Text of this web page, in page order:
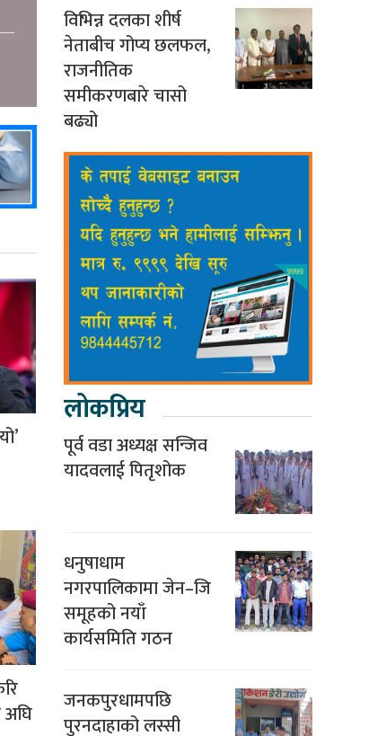
विभिन्न दलका शीर्ष
नेताबीच गोप्य छलफल,
राजनीतिक
समीकरणबारे चासो
बढ्यो
लोकप्रिय
पूर्व वडा अध्यक्ष सन्जिव
यादवलाई पितृशोक
धनुषाधाम
नगरपालिकामा जेन–जि
समूहको नयाँ
कार्यसमिति गठन
जनकपुरधामपछि
पुरनदाहाको लस्सी